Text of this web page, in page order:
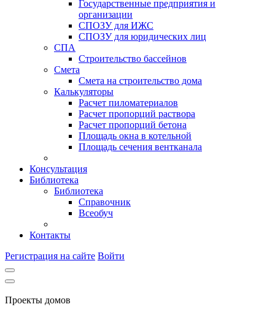
Государственные предприятия и
организации
СПОЗУ для ИЖС
СПОЗУ для юридических лиц
СПА
Строительство бассейнов
Смета
Смета на строительство дома
Калькуляторы
Расчет пиломатериалов
Расчет пропорций раствора
Расчет пропорций бетона
Площадь окна в котельной
Площадь сечения вентканала
Консультация
Библиотека
Библиотека
Справочник
Всеобуч
Контакты
Регистрация на сайте Войти
Проекты домов